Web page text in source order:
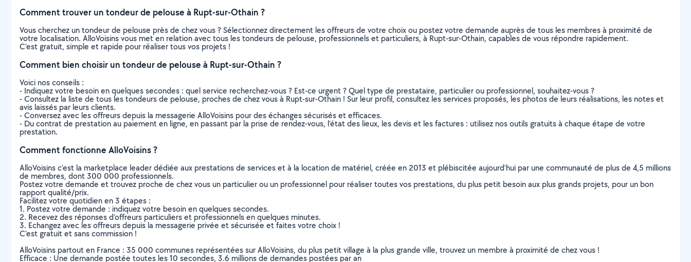
Comment trouver un tondeur de pelouse à Rupt-sur-Othain ?
Vous cherchez un tondeur de pelouse près de chez vous ? Sélectionnez directement les offreurs de votre choix ou postez votre demande auprès de tous les membres à proximité de
votre localisation. AlloVoisins vous met en relation avec tous les tondeurs de pelouse, professionnels et particuliers, à Rupt-sur-Othain, capables de vous répondre rapidement.
C’est gratuit, simple et rapide pour réaliser tous vos projets !
Comment bien choisir un tondeur de pelouse à Rupt-sur-Othain ?
Voici nos conseils :
- Indiquez votre besoin en quelques secondes : quel service recherchez-vous ? Est-ce urgent ? Quel type de prestataire, particulier ou professionnel, souhaitez-vous ?
- Consultez la liste de tous les tondeurs de pelouse, proches de chez vous à Rupt-sur-Othain ! Sur leur profil, consultez les services proposés, les photos de leurs réalisations, les notes et
avis laissés par leurs clients.
- Conversez avec les offreurs depuis la messagerie AlloVoisins pour des échanges sécurisés et efficaces.
- Du contrat de prestation au paiement en ligne, en passant par la prise de rendez-vous, l’état des lieux, les devis et les factures : utilisez nos outils gratuits à chaque étape de votre
prestation.
Comment fonctionne AlloVoisins ?
AlloVoisins c’est la marketplace leader dédiée aux prestations de services et à la location de matériel, créée en 2013 et plébiscitée aujourd’hui par une communauté de plus de 4,5 millions
de membres, dont 300 000 professionnels.
Postez votre demande et trouvez proche de chez vous un particulier ou un professionnel pour réaliser toutes vos prestations, du plus petit besoin aux plus grands projets, pour un bon
rapport qualité/prix.
Facilitez votre quotidien en 3 étapes :
1. Postez votre demande : indiquez votre besoin en quelques secondes.
2. Recevez des réponses d’offreurs particuliers et professionnels en quelques minutes.
3. Echangez avec les offreurs depuis la messagerie privée et sécurisée et faites votre choix !
C’est gratuit et sans commission !
AlloVoisins partout en France : 35 000 communes représentées sur AlloVoisins, du plus petit village à la plus grande ville, trouvez un membre à proximité de chez vous !
Efficace : Une demande postée toutes les 10 secondes, 3.6 millions de demandes postées par an